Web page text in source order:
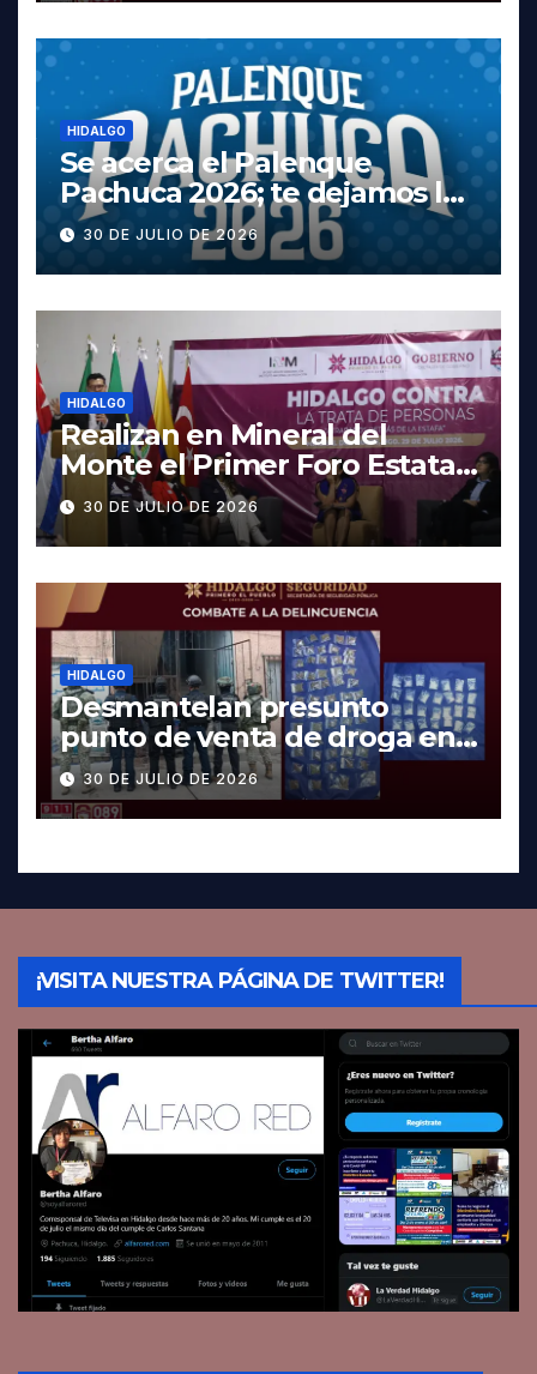
HIDALGO
Se acerca el Palenque
Pachuca 2026; te dejamos la
cartelera completa, las
fechas y los precios
30 DE JULIO DE 2026
HIDALGO
Realizan en Mineral del
Monte el Primer Foro Estatal
contra la Trata de Personas
30 DE JULIO DE 2026
HIDALGO
Desmantelan presunto
punto de venta de droga en
Pachuca; hay dos detenidos
30 DE JULIO DE 2026
¡VISITA NUESTRA PÁGINA DE TWITTER!